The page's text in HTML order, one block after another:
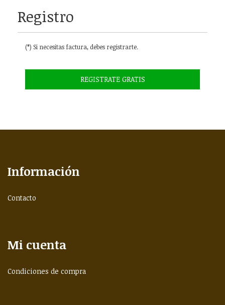
Registro
(*) Si necesitas factura, debes registrarte.
REGISTRATE GRATIS
Información
Contacto
Mi cuenta
Condiciones de compra